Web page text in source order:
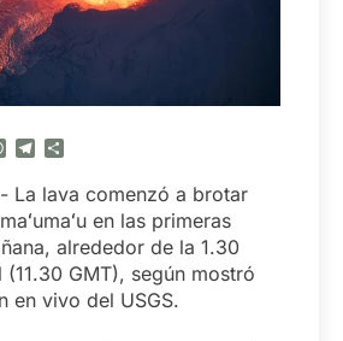
WhatsApp
Telegram
La lava comenzó a brotar
en las primeras
alrededor de la 1.30
GMT), según mostró
en vivo del USGS.